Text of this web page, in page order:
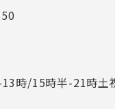
時/15時半-21時土